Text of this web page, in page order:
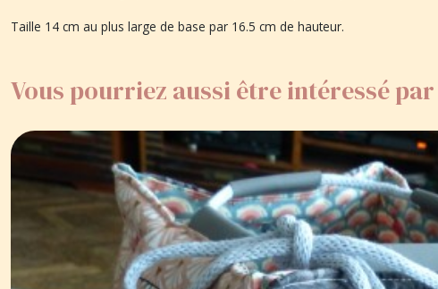
Taille 14 cm au plus large de base par 16.5 cm de hauteur.
Vous pourriez aussi être intéressé par